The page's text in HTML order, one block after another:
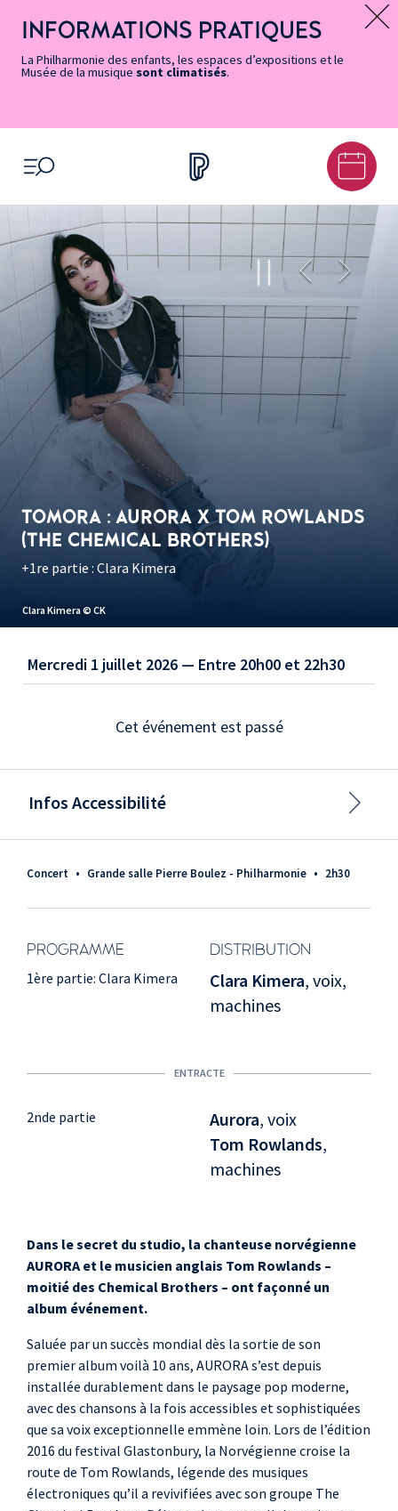
page
Accessibilité
accès
rapides
principal
contenu
principal
page
Message d’information
INFORMATIONS PRATIQUES
La Philharmonie des enfants, les espaces d’expositions et le
Musée de la musique sont climatisés.
OUVRIR LE MENU
Clara Kimera © CK
TOMORA : AURORA X TOM ROWLANDS
(THE CHEMICAL BROTHERS)
+1re partie : Clara Kimera
Concert • Grande salle Pierre Boulez - Philharmonie • 2h30
PROGRAMME DISTRIBUTION
1ère partie: Clara Kimera Clara Kimera, voix,
machines
ENTRACTE
2nde partie Aurora, voix
Tom Rowlands,
machines
Dans le secret du studio, la chanteuse norvégienne
AURORA et le musicien anglais Tom Rowlands –
moitié des Chemical Brothers – ont façonné un
album événement.
Saluée par un succès mondial dès la sortie de son
premier album voilà 10 ans, AURORA s’est depuis
installée durablement dans le paysage pop moderne,
avec des chansons à la fois accessibles et sophistiquées
que sa voix exceptionnelle emmène loin. Lors de l’édition
2016 du festival Glastonbury, la Norvégienne croise la
route de Tom Rowlands, légende des musiques
électroniques qu’il a revivifiées avec son groupe The
Mercredi 1 juillet 2026 — Entre 20h00 et 22h30
Cet événement est passé
Infos Accessibilité